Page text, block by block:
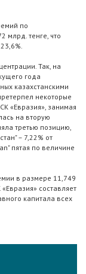
по
млрд. тенге, что
Так, на
года
казахстанскими
некоторые
«Евразия», занимая
на вторую
третью позицию,
– 7,22% от
пятая по величине
в размере 11,749
составляет
капитала всех